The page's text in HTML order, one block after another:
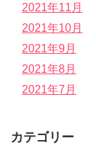
2021年11月
2021年10月
2021年9月
2021年8月
2021年7月
カテゴリー